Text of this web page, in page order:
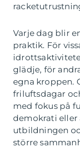
Varje dag blir
praktik. För
glädje, för
egna kroppen.
friluftsdagar
med fokus på
demokrati
utbildningen
större